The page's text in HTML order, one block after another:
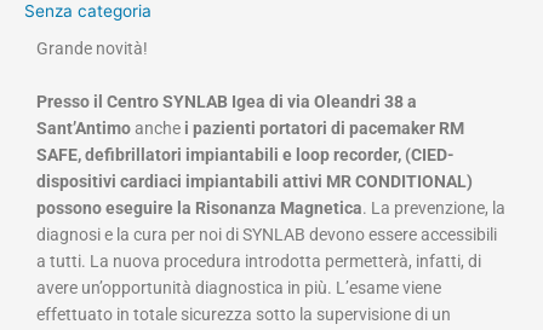
Senza categoria
Grande novità!
Presso il Centro SYNLAB Igea di via Oleandri 38 a
Sant’Antimoanche i pazienti portatori di pacemaker RM
SAFE, defibrillatori impiantabili e loop recorder, (CIED-
dispositivi cardiaci impiantabili attivi MR CONDITIONAL)
possono eseguire la Risonanza Magnetica. La prevenzione, la
diagnosi e la cura per noi di SYNLAB devono essere accessibili
a tutti. La nuova procedura introdotta permetterà, infatti, di
avere un’opportunità diagnostica in più. L’esame viene
effettuato in totale sicurezza sotto la supervisione di un